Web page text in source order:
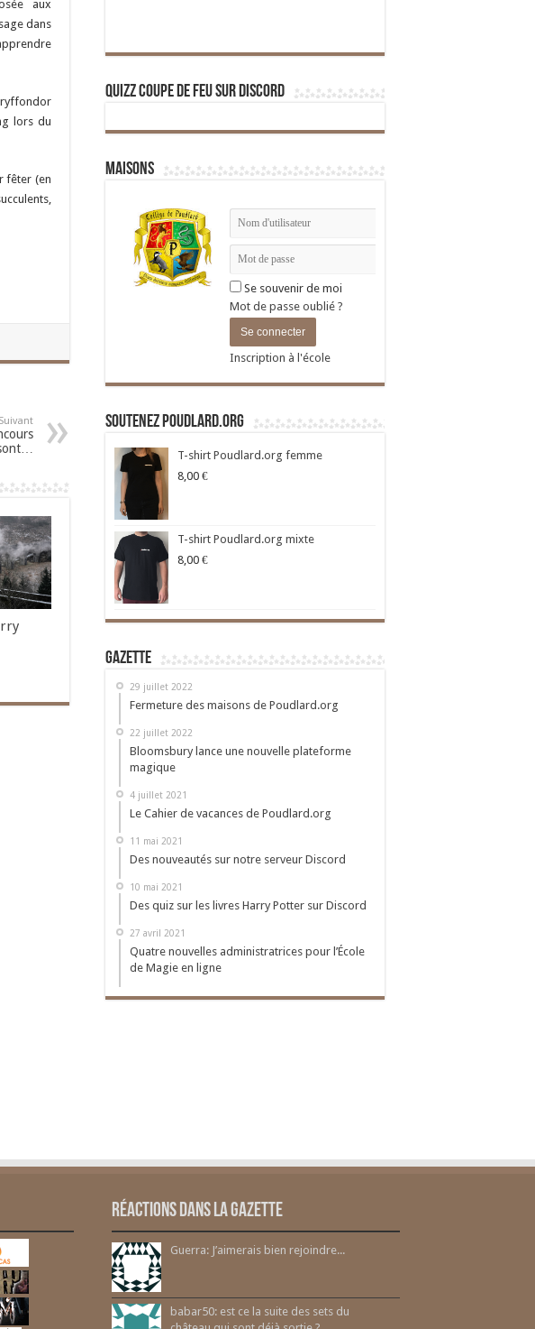
aux
dans
lors du
fêter (en
Suivant
Quizz Coupe de Feu sur Discord
Maisons
Se souvenir de moi
Mot de passe oublié ?
Inscription à l'école
Soutenez Poudlard.org
T-shirt Poudlard.org femme
8,00 €
T-shirt Poudlard.org mixte
8,00 €
Gazette
29 juillet 2022
Fermeture des maisons de Poudlard.org
22 juillet 2022
Bloomsbury lance une nouvelle plateforme
magique
4 juillet 2021
Le Cahier de vacances de Poudlard.org
11 mai 2021
Des nouveautés sur notre serveur Discord
10 mai 2021
Des quiz sur les livres Harry Potter sur Discord
27 avril 2021
Quatre nouvelles administratrices pour l’École
de Magie en ligne
Réactions dans la gazette
Guerra: J’aimerais bien rejoindre...
babar50: est ce la suite des sets du